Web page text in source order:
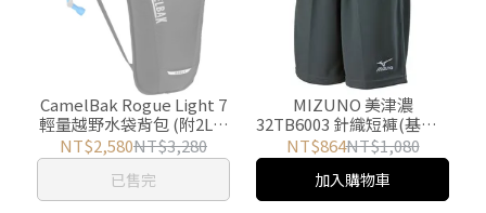
CamelBak Rogue Light 7
輕量越野水袋背包 (附2L水
袋) 黑 CB2403001000 游遊
戶外Yoyo Outdoor
NT$2,580NT$3,280
已售完
MIZUNO 美津濃
32TB6003 針織短褲(基本)-
灰/黑/丈青 三色 游遊戶外
Yoyo Outdoor
NT$864NT$1,080
加入購物車